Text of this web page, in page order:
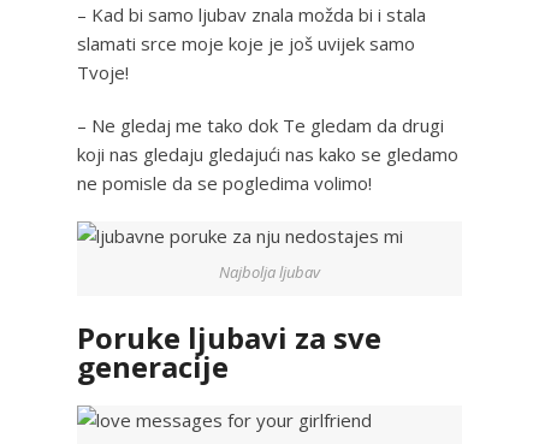
– Kad bi samo ljubav znala možda bi i stala
slamati srce moje koje je još uvijek samo
Tvoje!
– Ne gledaj me tako dok Te gledam da drugi
koji nas gledaju gledajući nas kako se gledamo
ne pomisle da se pogledima volimo!
Najbolja ljubav
Poruke ljubavi za sve
generacije